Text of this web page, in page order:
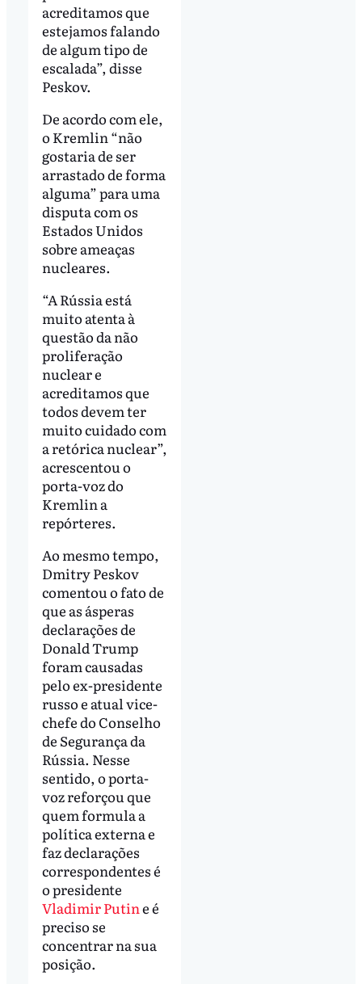
acreditamos que
estejamos falando
de algum tipo de
escalada”, disse
Peskov.
De acordo com ele,
o Kremlin “não
gostaria de ser
arrastado de forma
alguma” para uma
disputa com os
Estados Unidos
sobre ameaças
nucleares.
“A Rússia está
muito atenta à
questão da não
proliferação
nuclear e
acreditamos que
todos devem ter
muito cuidado com
a retórica nuclear”,
acrescentou o
porta-voz do
Kremlin a
repórteres.
Ao mesmo tempo,
Dmitry Peskov
comentou o fato de
que as ásperas
declarações de
Donald Trump
foram causadas
pelo ex-presidente
russo e atual vice-
chefe do Conselho
de Segurança da
Rússia. Nesse
sentido, o porta-
voz reforçou que
quem formula a
política externa e
faz declarações
correspondentes é
o presidente
Vladimir Putine é
preciso se
concentrar na sua
posição.